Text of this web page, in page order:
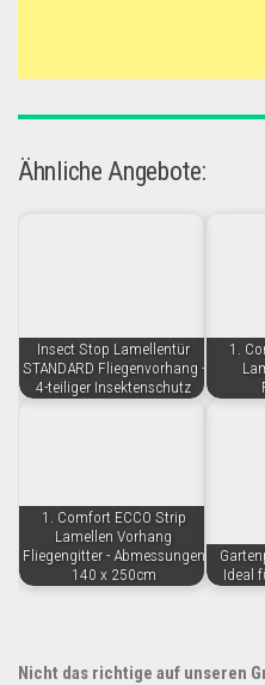
Ähnliche Angebote:
Insect Stop Lamellentür
STANDARD Fliegenvorhang -
4-teiliger Insektenschutz
1.
1. Comfort ECCO Strip
Lamellen Vorhang
Fliegengitter - Abmessungen
140 x 250cm
Ideal
Nicht das richtige auf unseren